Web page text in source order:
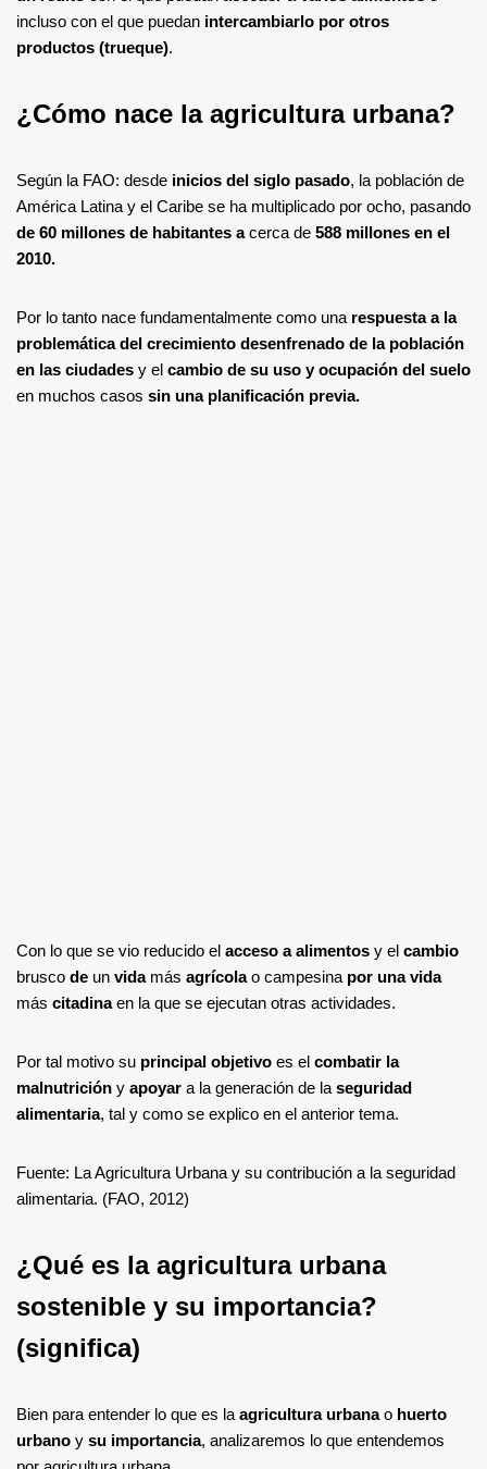
incluso con el que puedan intercambiarlo por otros
productos (trueque).
¿Cómo nace la agricultura urbana?
Según la FAO: desde inicios del siglo pasado, la población de
América Latina y el Caribe se ha multiplicado por ocho, pasando
de 60 millones de habitantes acerca de 588 millones en el
2010.
Por lo tanto nace fundamentalmente como una respuesta a la
problemática del crecimiento desenfrenado de la población
en las ciudades y el cambio de su uso y ocupación del suelo
en muchos casos sin una planificación previa.
Con lo que se vio reducido el acceso a alimentos y el cambio
brusco de un vida más agrícolao campesina por una vida
más citadinaen la que se ejecutan otras actividades.
Por tal motivo su principal objetivo es el combatir la
malnutrición y apoyar a la generación de la seguridad
alimentaria, tal y como se explico en el anterior tema.
Fuente: La Agricultura Urbana y su contribución a la seguridad
alimentaria. (FAO, 2012)
¿Qué es la agricultura urbana
sostenible y su importancia?
(significa)
Bien para entender lo que es la agricultura urbanao huerto
urbano y su importancia, analizaremos lo que entendemos